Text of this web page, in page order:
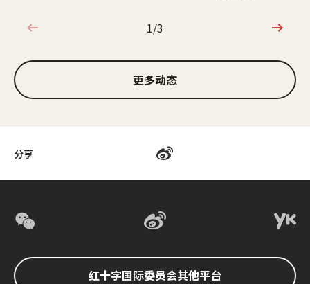
分享
1/3
1/3
更多动态
红十字国际委员会其他平台